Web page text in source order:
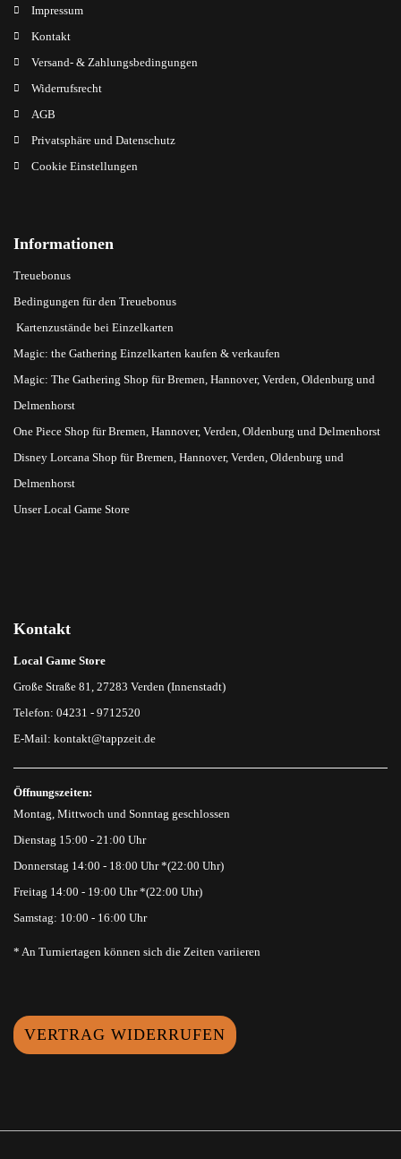
Impressum
Kontakt
Versand- & Zahlungsbedingungen
Widerrufsrecht
AGB
Privatsphäre und Datenschutz
Cookie Einstellungen
Informationen
Treuebonus
Bedingungen für den Treuebonus
Kartenzustände bei Einzelkarten
Magic: the Gathering Einzelkarten kaufen & verkaufen
Magic: The Gathering Shop für Bremen, Hannover, Verden, Oldenburg und
Delmenhorst
One Piece Shop für Bremen, Hannover, Verden, Oldenburg und Delmenhorst
Disney Lorcana Shop für Bremen, Hannover, Verden, Oldenburg und
Delmenhorst
Unser Local Game Store
Kontakt
Local Game Store
Große Straße 81, 27283 Verden (Innenstadt)
Telefon: 04231 - 9712520
E-Mail: kontakt@tappzeit.de
Öffnungszeiten:
Montag, Mittwoch und Sonntag geschlossen
Dienstag 15:00 - 21:00 Uhr
Donnerstag 14:00 - 18:00 Uhr *(22:00 Uhr)
Freitag 14:00 - 19:00 Uhr *(22:00 Uhr)
Samstag: 10:00 - 16:00 Uhr
* An Turniertagen können sich die Zeiten variieren
VERTRAG WIDERRUFEN